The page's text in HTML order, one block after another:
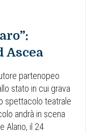
Ascea
partenopeo
stato in cui grava
spettacolo teatrale
andrà in scena
Alario, il 24